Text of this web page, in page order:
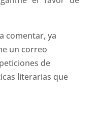
comentar, ya
un correo
de
literarias que